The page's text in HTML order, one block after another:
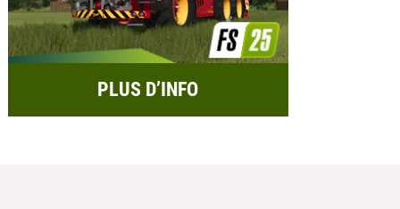
PLUS D’INFO